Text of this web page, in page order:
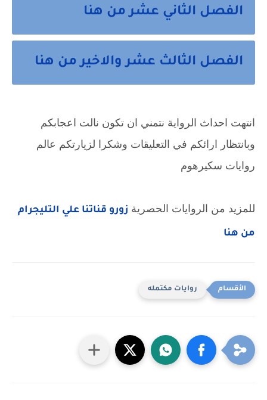
الفصل الثاني عشر من هنا
الفصل الثالث عشر والاخير من هنا
انتهت احداث الرواية نتمني ان تكون نالت اعجابكم
وبانتظار ارائكم في التعليقات وشكرا لزيارتكم عالم
روايات سكيرهوم
للمزيد من الروايات الحصرية زورو قناتنا علي التليجرام
من هنا
روايات مكتمله